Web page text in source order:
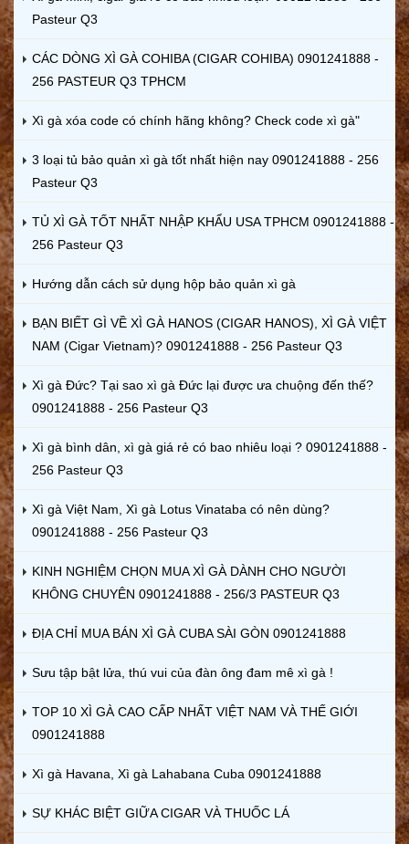
Pasteur Q3
CÁC DÒNG XÌ GÀ COHIBA (CIGAR COHIBA) 0901241888 -
256 PASTEUR Q3 TPHCM
Xì gà xóa code có chính hãng không? Check code xì gà"
3 loại tủ bảo quản xì gà tốt nhất hiện nay 0901241888 - 256
Pasteur Q3
TỦ XÌ GÀ TỐT NHẤT NHẬP KHẨU USA TPHCM 0901241888 -
256 Pasteur Q3
Hướng dẫn cách sử dụng hộp bảo quản xì gà
BẠN BIẾT GÌ VỀ XÌ GÀ HANOS (CIGAR HANOS), XÌ GÀ VIỆT
NAM (Cigar Vietnam)? 0901241888 - 256 Pasteur Q3
Xì gà Đức? Tại sao xì gà Đức lại được ưa chuộng đến thế?
0901241888 - 256 Pasteur Q3
Xì gà bình dân, xì gà giá rẻ có bao nhiêu loại ? 0901241888 -
256 Pasteur Q3
Xì gà Việt Nam, Xì gà Lotus Vinataba có nên dùng?
0901241888 - 256 Pasteur Q3
KINH NGHIỆM CHỌN MUA XÌ GÀ DÀNH CHO NGƯỜI
KHÔNG CHUYÊN 0901241888 - 256/3 PASTEUR Q3
ĐỊA CHỈ MUA BÁN XÌ GÀ CUBA SÀI GÒN 0901241888
Sưu tập bật lửa, thú vui của đàn ông đam mê xì gà !
TOP 10 XÌ GÀ CAO CẤP NHẤT VIỆT NAM VÀ THẾ GIỚI
0901241888
Xì gà Havana, Xì gà Lahabana Cuba 0901241888
SỰ KHÁC BIỆT GIỮA CIGAR VÀ THUỐC LÁ